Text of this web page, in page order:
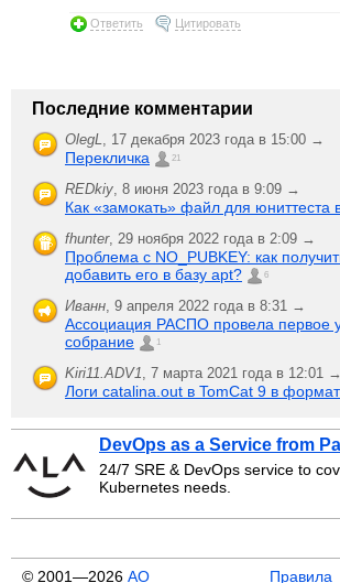
Ответить Цитировать
Последние комментарии
OlegL, 17 декабря 2023 года в 15:00 →
Перекличка 21
REDkiy, 8 июня 2023 года в 9:09 →
Как «замокать» файл для юниттеста
fhunter, 29 ноября 2022 года в 2:09 →
Проблема с NO_PUBKEY: как
добавить его в базу apt?
6
Иванн, 9 апреля 2022 года в 8:31 →
Ассоциация РАСПО провела первое
собрание
1
Kiri11.ADV1, 7 марта 2021 года в 12:01 →
Логи catalina.out в TomCat 9 в
DevOps as a Service from
24/7 SRE & DevOps service to
Kubernetes needs.
© 2001—2026 АО Правила